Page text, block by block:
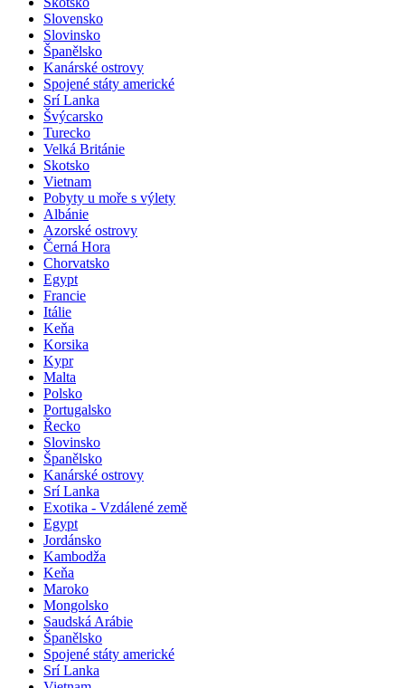
Slovensko
Slovinsko
Španělsko
Kanárské ostrovy
Spojené státy americké
Srí Lanka
Švýcarsko
Turecko
Velká Británie
Skotsko
Vietnam
Pobyty u moře s výlety
Albánie
Azorské ostrovy
Černá Hora
Chorvatsko
Egypt
Francie
Itálie
Keňa
Korsika
Kypr
Malta
Polsko
Portugalsko
Řecko
Slovinsko
Španělsko
Kanárské ostrovy
Srí Lanka
Exotika - Vzdálené země
Egypt
Jordánsko
Kambodža
Keňa
Maroko
Mongolsko
Saudská Arábie
Španělsko
Spojené státy americké
Srí Lanka